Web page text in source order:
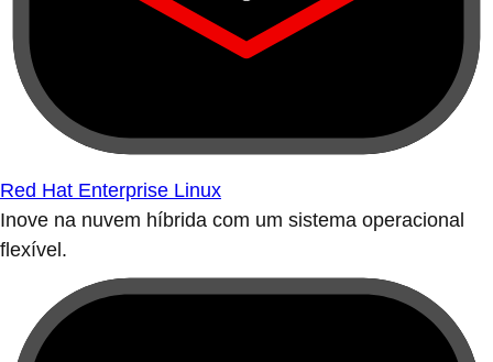
Red Hat Enterprise Linux
Inove na nuvem híbrida com um sistema operacional
flexível.